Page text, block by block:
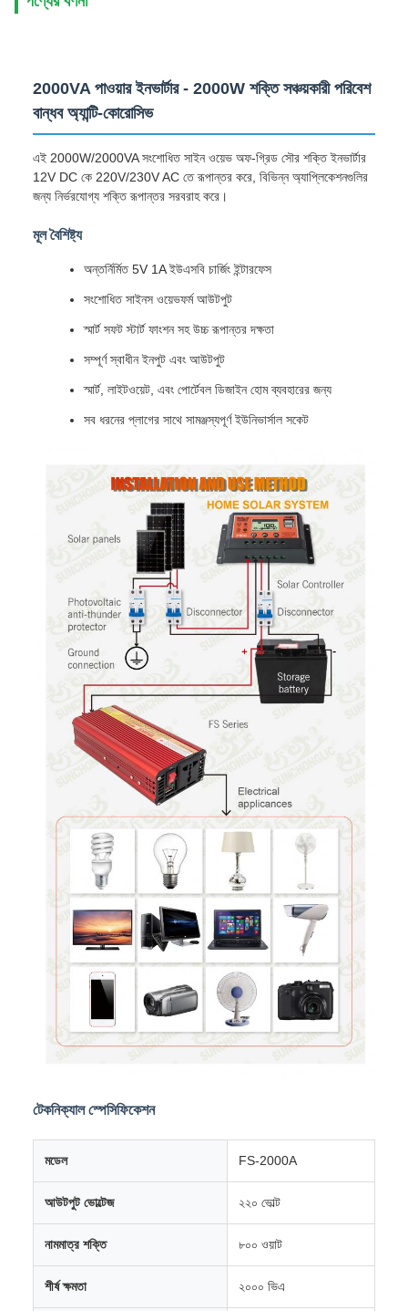
2000VA পাওয়ার ইনভার্টার - 2000W শক্তি সঞ্চয়কারী পরিবেশ
বান্ধব অ্যান্টি-কোরোসিভ
এই 2000W/2000VA সংশোধিত সাইন ওয়েভ অফ-গ্রিড সৌর শক্তি ইনভার্টার
12V DC কে 220V/230V AC তে রূপান্তর করে, বিভিন্ন অ্যাপ্লিকেশনগুলির
জন্য নির্ভরযোগ্য শক্তি রূপান্তর সরবরাহ করে।
মূল বৈশিষ্ট্য
অন্তর্নির্মিত 5V 1A ইউএসবি চার্জিং ইন্টারফেস
সংশোধিত সাইনস ওয়েভফর্ম আউটপুট
স্মার্ট সফট স্টার্ট ফাংশন সহ উচ্চ রূপান্তর দক্ষতা
সম্পূর্ণ স্বাধীন ইনপুট এবং আউটপুট
স্মার্ট, লাইটওয়েট, এবং পোর্টেবল ডিজাইন হোম ব্যবহারের জন্য
সব ধরনের প্লাগের সাথে সামঞ্জস্যপূর্ণ ইউনিভার্সাল সকেট
টেকনিক্যাল স্পেসিফিকেশন
মডেল FS-2000A
আউটপুট ভোল্টেজ ২২০ ভোল্ট
নামমাত্র শক্তি ৮০০ ওয়াট
শীর্ষ ক্ষমতা ২০০০ ভিএ